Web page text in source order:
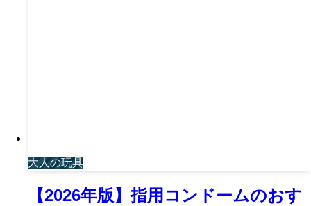
大人の玩具
【2026年版】指用コンドームのおす